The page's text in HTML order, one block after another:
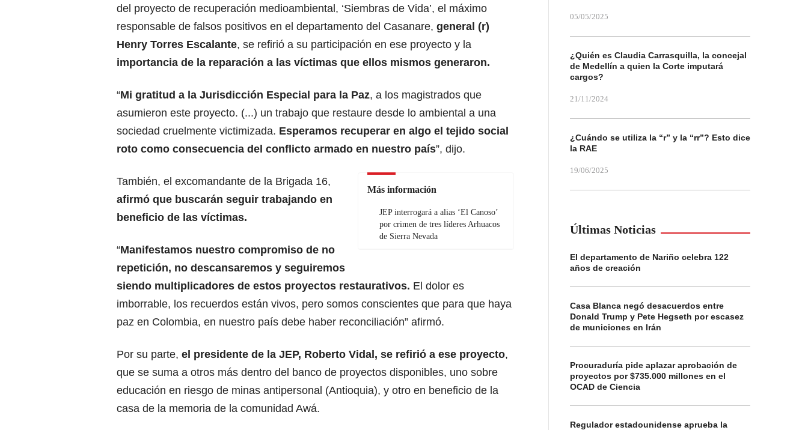
del proyecto de recuperación medioambiental, ‘Siembras de Vida’, el máximo
responsable de falsos positivos en el departamento del Casanare, general (r)
Henry Torres Escalante, se refirió a su participación en ese proyecto y la
importancia de la reparación a las víctimas que ellos mismos generaron.
“Mi gratitud a la Jurisdicción Especial para la Paz, a los magistrados que
asumieron este proyecto. (...) un trabajo que restaure desde lo ambiental a una
sociedad cruelmente victimizada. Esperamos recuperar en algo el tejido social
roto como consecuencia del conflicto armado en nuestro país”, dijo.
Más información
JEP interrogará a alias ‘El Canoso’
por crimen de tres líderes Arhuacos
de Sierra Nevada
También, el excomandante de la Brigada 16,
afirmó que buscarán seguir trabajando en
beneficio de las víctimas.
“Manifestamos nuestro compromiso de no
repetición, no descansaremos y seguiremos
siendo multiplicadores de estos proyectos restaurativos. El dolor es
imborrable, los recuerdos están vivos, pero somos conscientes que para que haya
paz en Colombia, en nuestro país debe haber reconciliación” afirmó.
Por su parte, el presidente de la JEP, Roberto Vidal, se refirió a ese proyecto,
que se suma a otros más dentro del banco de proyectos disponibles, uno sobre
educación en riesgo de minas antipersonal (Antioquia), y otro en beneficio de la
casa de la memoria de la comunidad Awá.
05/05/2025
¿Quién es Claudia Carrasquilla, la concejal
de Medellín a quien la Corte imputará
cargos?
21/11/2024
¿Cuándo se utiliza la “r” y la “rr”? Esto dice
la RAE
19/06/2025
Últimas Noticias
El departamento de Nariño celebra 122
años de creación
Casa Blanca negó desacuerdos entre
Donald Trump y Pete Hegseth por escasez
de municiones en Irán
Procuraduría pide aplazar aprobación de
proyectos por $735.000 millones en el
OCAD de Ciencia
Regulador estadounidense aprueba la